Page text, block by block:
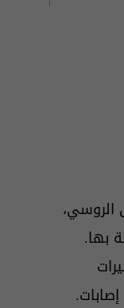
الروسي،
بها.